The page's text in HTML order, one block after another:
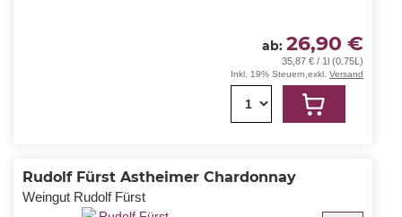
ab 26,90 €
35,87 € / 1l (0.75L)
Inkl. 19% Steuern exkl. Versand
1
Rudolf Fürst Astheimer Chardonnay
Weingut Rudolf Fürst